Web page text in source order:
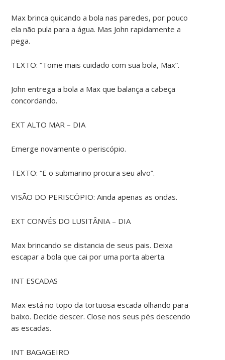
Max brinca quicando a bola nas paredes, por pouco
ela não pula para a água. Mas John rapidamente a
pega.
TEXTO: “Tome mais cuidado com sua bola, Max”.
John entrega a bola a Max que balança a cabeça
concordando.
EXT ALTO MAR – DIA
Emerge novamente o periscópio.
TEXTO: “E o submarino procura seu alvo”.
VISÃO DO PERISCÓPIO: Ainda apenas as ondas.
EXT CONVÉS DO LUSITÂNIA – DIA
Max brincando se distancia de seus pais. Deixa
escapar a bola que cai por uma porta aberta.
INT ESCADAS
Max está no topo da tortuosa escada olhando para
baixo. Decide descer. Close nos seus pés descendo
as escadas.
INT BAGAGEIRO